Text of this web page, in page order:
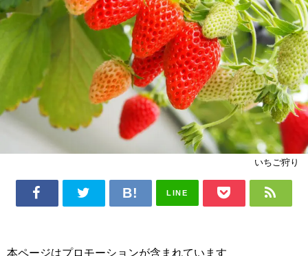
いちご狩り
LINE
本ページはプロモーションが含まれています